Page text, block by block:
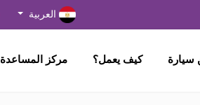
العربية
سيارة كيف يعمل؟ مركز المساعدة